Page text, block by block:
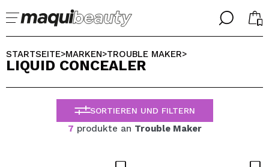
╳
Ich bin bereits #maquilover, ich habe ein Konto
╳
WÄHLE DEINE SPRACHE
ALEMAN
ESPAÑOL
ENGLISH
FRANCES
STARTSEITE>MARKEN>TROUBLE MAKER>
LIQUID CONCEALER
SORTIEREN UND FILTERN
7 produkte an Trouble Maker